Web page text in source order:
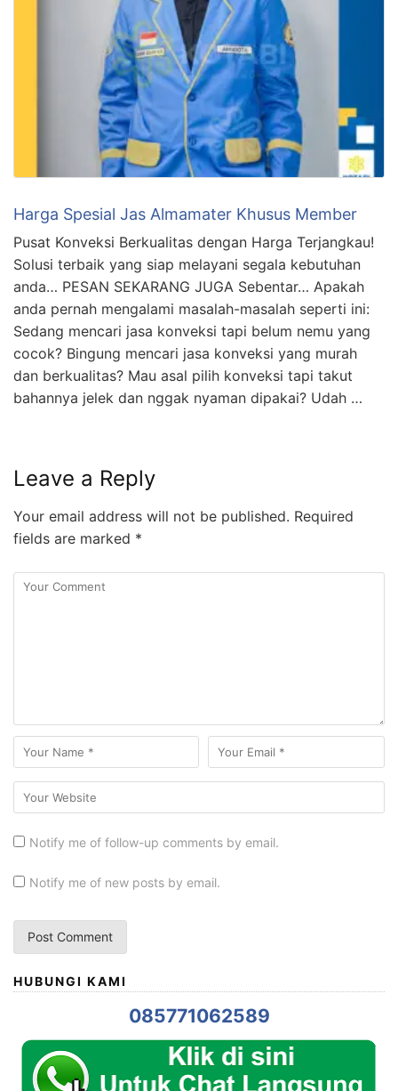
Harga Spesial Jas Almamater Khusus Member
Pusat Konveksi Berkualitas dengan Harga Terjangkau!
Solusi terbaik yang siap melayani segala kebutuhan
anda… PESAN SEKARANG JUGA Sebentar… Apakah
anda pernah mengalami masalah-masalah seperti ini:
Sedang mencari jasa konveksi tapi belum nemu yang
cocok? Bingung mencari jasa konveksi yang murah
dan berkualitas? Mau asal pilih konveksi tapi takut
bahannya jelek dan nggak nyaman dipakai? Udah …
Leave a Reply
Your email address will not be published. Required
fields are marked *
Notify me of follow-up comments by email.
Notify me of new posts by email.
HUBUNGI KAMI
085771062589